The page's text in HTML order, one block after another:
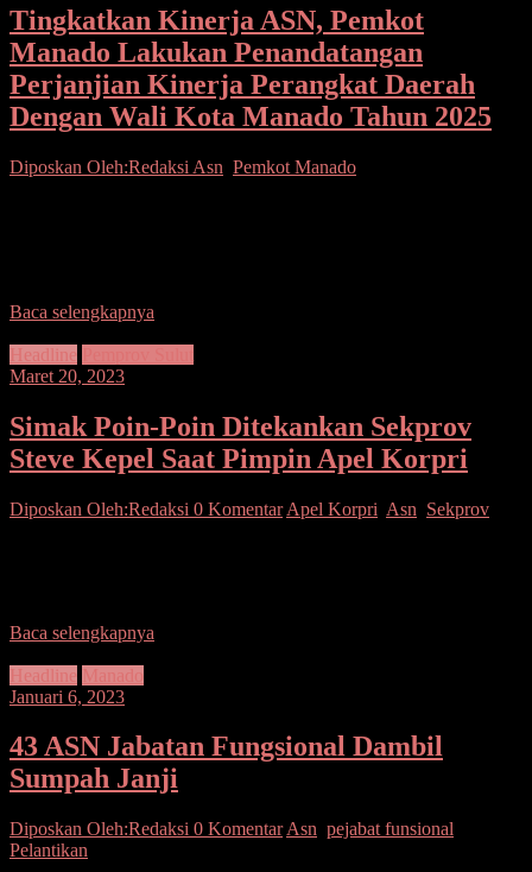
Tingkatkan Kinerja ASN, Pemkot
Manado Lakukan Penandatangan
Perjanjian Kinerja Perangkat Daerah
Dengan Wali Kota Manado Tahun 2025
Diposkan Oleh:Redaksi Asn Pemkot Manado
Baca selengkapnya
Headline
Maret 20, 2023
Simak Poin-Poin Ditekankan Sekprov
Steve Kepel Saat Pimpin Apel Korpri
Diposkan Oleh:Redaksi 0 Komentar Apel Korpri Asn Sekprov
Baca selengkapnya
Headline Manado
Januari 6, 2023
43 ASN Jabatan Fungsional Dambil
Sumpah Janji
Diposkan Oleh:Redaksi 0 Komentar Asn pejabat funsional
Pelantikan